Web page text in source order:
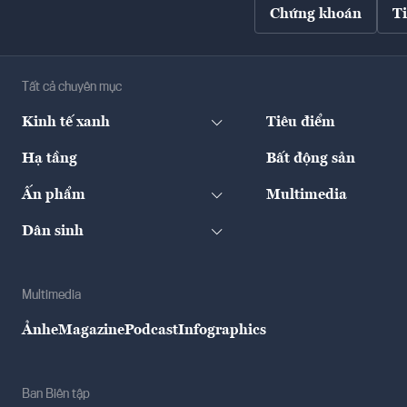
Chứng khoán
Tất cả chuyên mục
Kinh tế xanh Tiêu điểm
Hạ tầng Bất động sản
Ấn phẩm Multimedia
Dân sinh
Multimedia
ẢnheMagazinePodcastInfographics
Ban Biên tập